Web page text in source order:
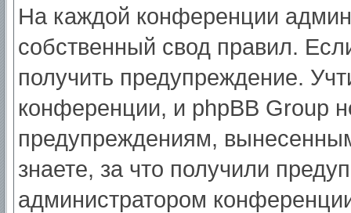
На каждой конференции
собственный свод правил.
получить предупреждение.
конференции, и phpBB Group
предупреждениям,
знаете, за что получили
администратором